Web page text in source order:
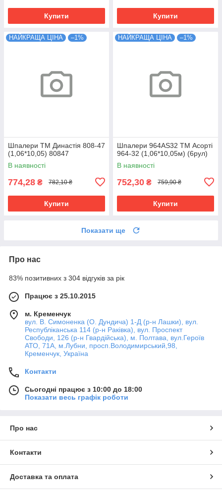
Купити Купити
НАЙКРАЩА ЦІНА –1%
Шпалери ТМ Династія 808-47
(1,06*10,05) 80847
В наявності
774,28 ₴ 782,10 ₴
Купити
НАЙКРАЩА ЦІНА –1%
Шпалери 964АS32 ТМ Асорті
964-32 (1,06*10,05м) (6рул)
В наявності
752,30 ₴ 759,90 ₴
Купити
Показати ще
Про нас
83% позитивних з 304 відгуків за рік
Працює з 25.10.2015
м. Кременчук
вул. В. Симоненка (О. Дундича) 1-Д (р-н Лашки), вул.
Республіканська 114 (р-н Раківка), вул. Проспект
Свободи, 126 (р-н Гвардійська), м. Полтава, вул.Героїв
АТО, 71А, м.Лубни, просп.Володимирський,98,
Кременчук, Україна
Контакти
Сьогодні працює з 10:00 до 18:00
Показати весь графік роботи
Про нас
Контакти
Доставка та оплата